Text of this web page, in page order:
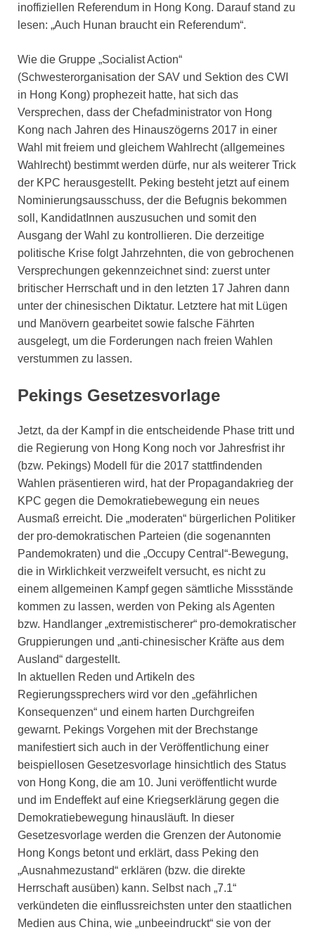
inoffiziellen Referendum in Hong Kong. Darauf stand zu
lesen: „Auch Hunan braucht ein Referendum“.
Wie die Gruppe „Socialist Action“
(Schwesterorganisation der SAV und Sektion des CWI
in Hong Kong) prophezeit hatte, hat sich das
Versprechen, dass der Chefadministrator von Hong
Kong nach Jahren des Hinauszögerns 2017 in einer
Wahl mit freiem und gleichem Wahlrecht (allgemeines
Wahlrecht) bestimmt werden dürfe, nur als weiterer Trick
der KPC herausgestellt. Peking besteht jetzt auf einem
Nominierungsausschuss, der die Befugnis bekommen
soll, KandidatInnen auszusuchen und somit den
Ausgang der Wahl zu kontrollieren. Die derzeitige
politische Krise folgt Jahrzehnten, die von gebrochenen
Versprechungen gekennzeichnet sind: zuerst unter
britischer Herrschaft und in den letzten 17 Jahren dann
unter der chinesischen Diktatur. Letztere hat mit Lügen
und Manövern gearbeitet sowie falsche Fährten
ausgelegt, um die Forderungen nach freien Wahlen
verstummen zu lassen.
Pekings Gesetzesvorlage
Jetzt, da der Kampf in die entscheidende Phase tritt und
die Regierung von Hong Kong noch vor Jahresfrist ihr
(bzw. Pekings) Modell für die 2017 stattfindenden
Wahlen präsentieren wird, hat der Propagandakrieg der
KPC gegen die Demokratiebewegung ein neues
Ausmaß erreicht. Die „moderaten“ bürgerlichen Politiker
der pro-demokratischen Parteien (die sogenannten
Pandemokraten) und die „Occupy Central“-Bewegung,
die in Wirklichkeit verzweifelt versucht, es nicht zu
einem allgemeinen Kampf gegen sämtliche Missstände
kommen zu lassen, werden von Peking als Agenten
bzw. Handlanger „extremistischerer“ pro-demokratischer
Gruppierungen und „anti-chinesischer Kräfte aus dem
Ausland“ dargestellt.
In aktuellen Reden und Artikeln des
Regierungssprechers wird vor den „gefährlichen
Konsequenzen“ und einem harten Durchgreifen
gewarnt. Pekings Vorgehen mit der Brechstange
manifestiert sich auch in der Veröffentlichung einer
beispiellosen Gesetzesvorlage hinsichtlich des Status
von Hong Kong, die am 10. Juni veröffentlicht wurde
und im Endeffekt auf eine Kriegserklärung gegen die
Demokratiebewegung hinausläuft. In dieser
Gesetzesvorlage werden die Grenzen der Autonomie
Hong Kongs betont und erklärt, dass Peking den
„Ausnahmezustand“ erklären (bzw. die direkte
Herrschaft ausüben) kann. Selbst nach „7.1“
verkündeten die einflussreichsten unter den staatlichen
Medien aus China, wie „unbeeindruckt“ sie von der